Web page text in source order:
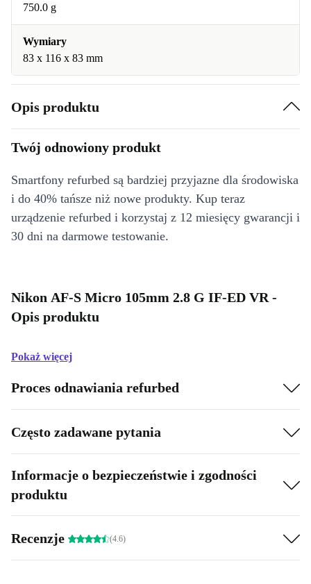
750.0 g
Wymiary
83 x 116 x 83 mm
Opis produktu
Twój odnowiony produkt
Smartfony refurbed są bardziej przyjazne dla środowiska
i do 40% tańsze niż nowe produkty. Kup teraz
urządzenie refurbed i korzystaj z 12 miesięcy gwarancji i
30 dni na darmowe testowanie.
Nikon AF-S Micro 105mm 2.8 G IF-ED VR -
Opis produktu
Pokaż więcej
Proces odnawiania refurbed
Często zadawane pytania
Informacje o bezpieczeństwie i zgodności
produktu
Recenzje (4.6)